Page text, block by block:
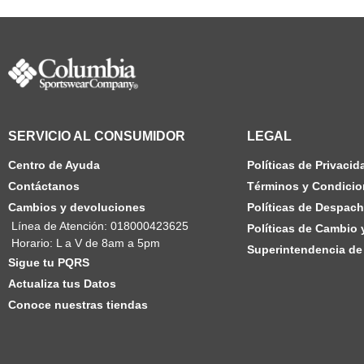
SERVICIO AL CONSUMIDOR
Centro de Ayuda
Contáctanos
Cambios y devoluciones
Línea de Atención: 018000423625
Horario: L a V de 8am a 5pm
Sigue tu PQRS
Actualiza tus Datos
Conoce nuestras tiendas
LEGAL
Políticas de
Términos y
Políticas de
Políticas de Cambio
Superintendencia